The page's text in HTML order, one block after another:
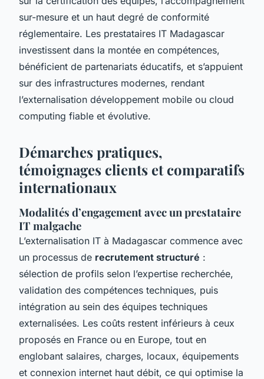
sur-mesure et un haut degré de conformité
réglementaire. Les prestataires IT Madagascar
investissent dans la montée en compétences,
bénéficient de partenariats éducatifs, et s’appuient
sur des infrastructures modernes, rendant
l’externalisation développement mobile ou cloud
computing fiable et évolutive.
Démarches pratiques,
témoignages clients et comparatifs
internationaux
Modalités d’engagement avec un prestataire
IT malgache
L’externalisation IT à Madagascar commence avec
un processus de recrutement structuré :
sélection de profils selon l’expertise recherchée,
validation des compétences techniques, puis
intégration au sein des équipes techniques
externalisées. Les coûts restent inférieurs à ceux
proposés en France ou en Europe, tout en
englobant salaires, charges, locaux, équipements
et connexion internet haut débit, ce qui optimise la